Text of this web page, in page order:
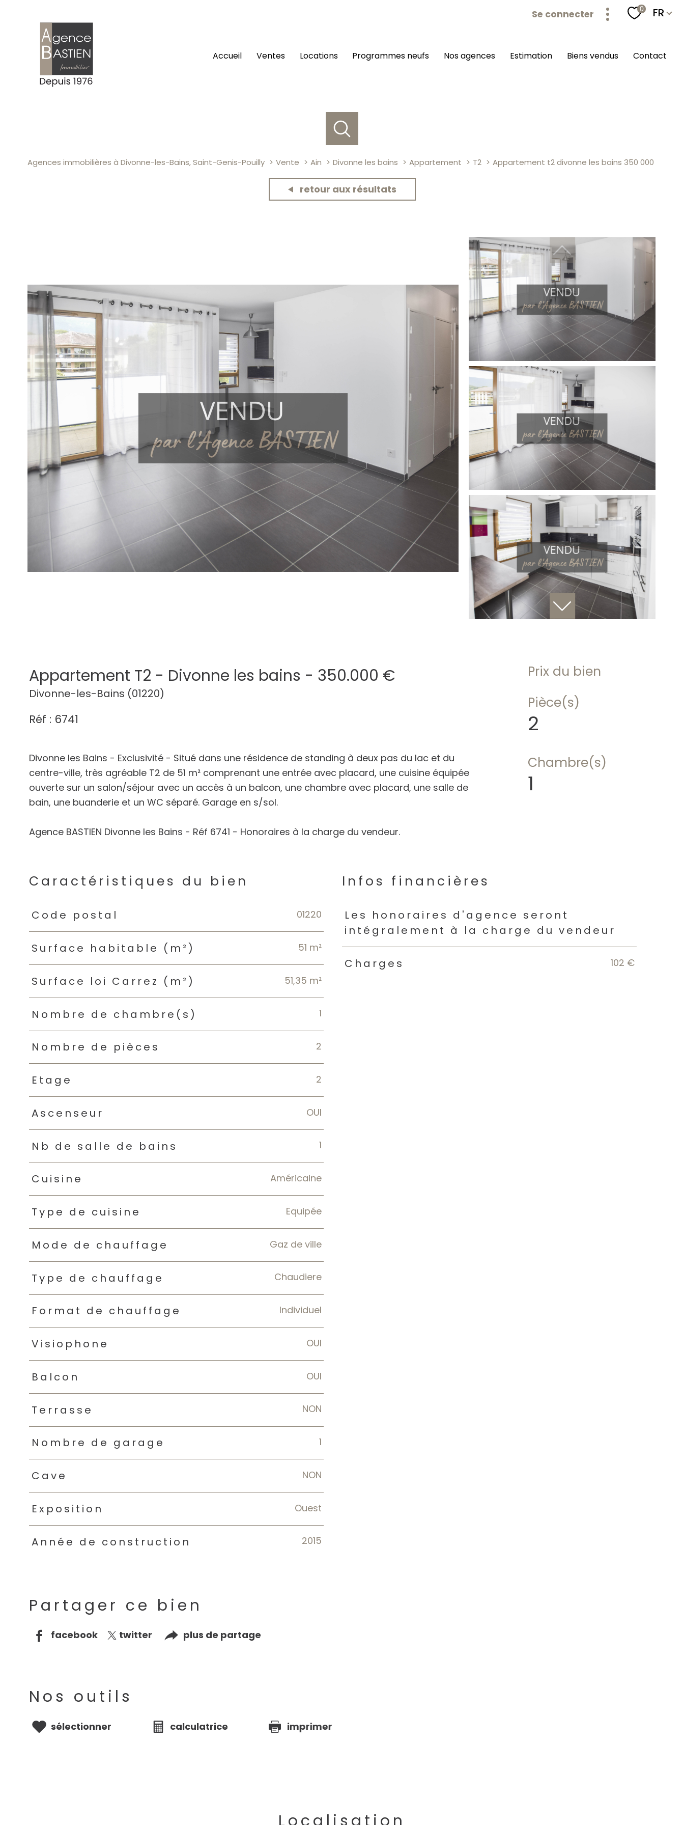
Se connecter 0 Langue
FR
accueil ventes locations programmes neufs nos agences estimation biens vendus contact
Agences immobilières à Divonne-les-Bains, Saint-Genis-Pouilly Vente Ain Divonne les bains Appartement T2 Appartement t2 divonne les bains 350 000
retour aux résultats
Appartement T2 - Divonne les bains - 350.000 €
Divonne-les-Bains (01220)
Réf : 6741
Divonne les Bains - Exclusivité - Situé dans une résidence de standing à deux pas du lac et du
centre-ville, très agréable T2 de 51 m² comprenant une entrée avec placard, une cuisine équipée
ouverte sur un salon/séjour avec un accès à un balcon, une chambre avec placard, une salle de
bain, une buanderie et un WC séparé. Garage en s/sol.
Agence BASTIEN Divonne les Bains - Réf 6741 - Honoraires à la charge du vendeur.
Prix du bien
Pièce(s)
2
Chambre(s)
1
Caractéristiques du bien
Caractéristiques Valeurs
Code postal 01220
Surface habitable (m²) 51 m²
Surface loi Carrez (m²) 51,35 m²
Nombre de chambre(s) 1
Nombre de pièces 2
Etage 2
Ascenseur OUI
Nb de salle de bains 1
Cuisine Américaine
Type de cuisine Equipée
Mode de chauffage Gaz de ville
Type de chauffage Chaudiere
Format de chauffage Individuel
Visiophone OUI
Balcon OUI
Terrasse NON
Nombre de garage 1
Cave NON
Exposition Ouest
Année de construction 2015
Infos financières
Caractéristiques Valeurs
Les honoraires d'agence seront
intégralement à la charge du vendeur
Charges 102 €
Partager ce bien
facebook twitter plus de partage
Nos outils
sélectionner calculatrice imprimer